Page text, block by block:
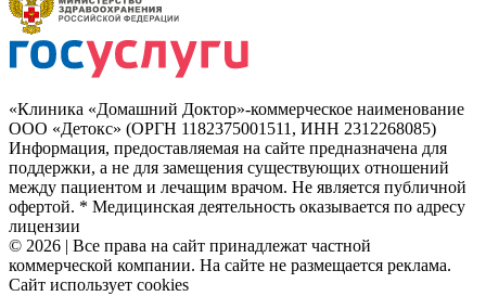
«Клиника «Домашний Доктор»-коммерческое наименование
ООО «Детокс» (ОРГН 1182375001511, ИНН 2312268085)
Информация, предоставляемая на сайте предназначена для
поддержки, а не для замещения существующих отношений
между пациентом и лечащим врачом. Не является публичной
офертой. * Медицинская деятельность оказывается по адресу
лицензии
© 2026 | Все права на сайт принадлежат частной
коммерческой компании. На сайте не размещается реклама.
Сайт использует cookies